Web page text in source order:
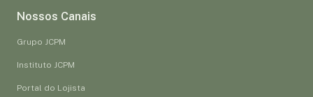
Nossos Canais
Grupo JCPM
Instituto JCPM
Portal do Lojista